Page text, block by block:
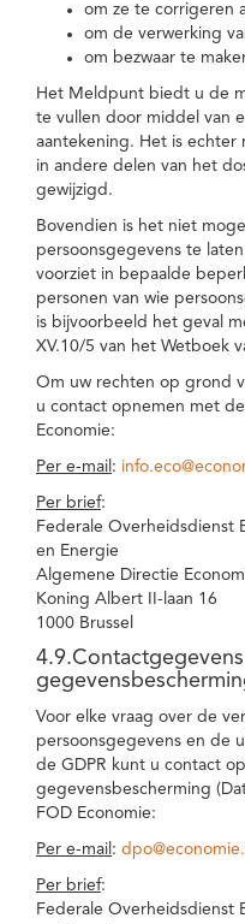
om ze te corrigeren
om de verwerking
om bezwaar te
Het Meldpunt biedt u de
te vullen door middel van
aantekening. Het is echter
in andere delen van het
gewijzigd.
Bovendien is het niet
persoonsgegevens te
voorziet in bepaalde
personen van wie
is bijvoorbeeld het geval
XV.10/5 van het Wetboek
Om uw rechten op grond
u contact opnemen met
Economie:
Per e-mail :
Per brief:
Federale Overheidsdienst
en Energie
Algemene Directie
Koning Albert II-laan 16
1000 Brussel
Voor elke vraag over de
persoonsgegevens en de
de GDPR kunt u contact
gegevensbescherming
FOD Economie:
Per e-mail :
Per brief:
Federale Overheidsdienst